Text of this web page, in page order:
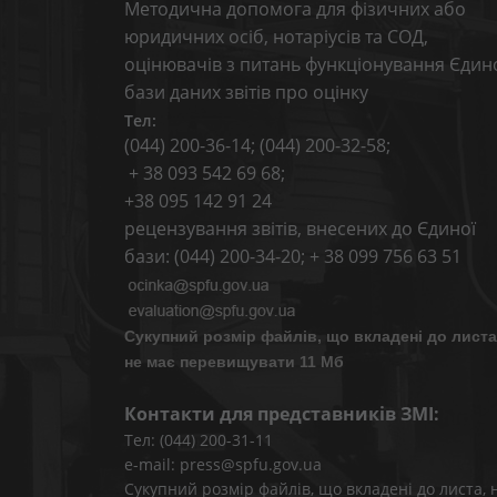
Методична допомога для фізичних або
юридичних осіб, нотаріусів та СОД,
оцінювачів з питань функціонування
бази даних звітів про оцінку
Тел:
(044) 200-36-14; (044) 200-32-58;
+ 38 093 542 69 68;
+38 095 142 91 24
рецензування звітів, внесених до Єдиної
бази: (044) 200-34-20; + 38 099 756 63 51
Сукупний розмір файлів, що вкладені до
не має перевищувати 11 Мб
Контакти для представників ЗМІ:
Тел: (044) 200-31-11
e-mail: press@spfu.gov.ua
Сукупний розмір файлів, що вкладені до листа,